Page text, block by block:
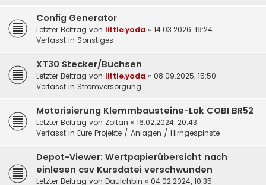
Config Generator
Letzter Beitrag von little.yoda « 14.03.2026, 18:24
Verfasst in Sonstiges
XT30 Stecker/Buchsen
Letzter Beitrag von little.yoda « 08.09.2025, 15:50
Verfasst in Stromversorgung
Motorisierung Klemmbausteine-Lok COBI BR52
Letzter Beitrag von Zoltan « 16.02.2024, 20:43
Verfasst in Eure Projekte / Anlagen / Hirngespinste
Depot-Viewer: Wertpapierübersicht nach
einlesen csv Kursdatei verschwunden
Letzter Beitrag von DauIchbin « 04.02.2024, 10:35